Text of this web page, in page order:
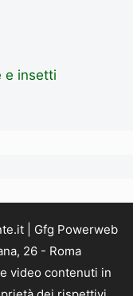
e insetti
| Gfg Powerweb
26 - Roma
video contenuti in